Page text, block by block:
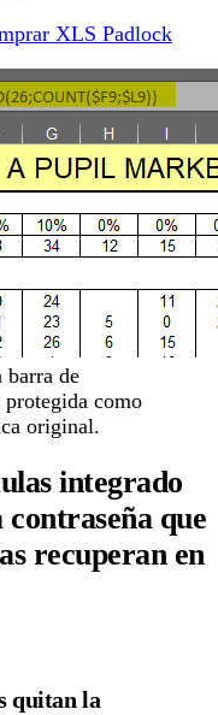
XLS Padlock
de
como
original.
integrado
contraseña que
recuperan en
quitan la